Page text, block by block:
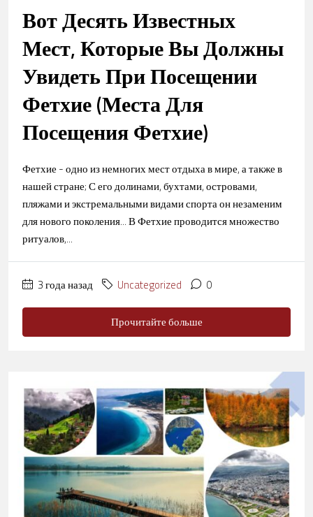
Вот Десять Известных
Мест, Которые Вы Должны
Увидеть При Посещении
Фетхие (места Для
Посещения Фетхие)
Фетхие - одно из немногих мест отдыха в мире, а также в
нашей стране; С его долинами, бухтами, островами,
пляжами и экстремальными видами спорта он незаменим
для нового поколения... В Фетхие проводится множество
ритуалов,...
3 года назад Uncategorized
0
Прочитайте больше